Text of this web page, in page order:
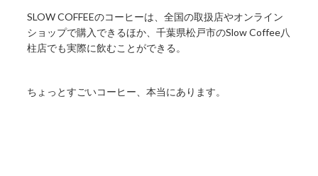
SLOW COFFEEのコーヒーは、全国の取扱店やオンライン
ショップで購入できるほか、千葉県松戸市のSlow Coffee八
柱店でも実際に飲むことができる。
ちょっとすごいコーヒー、本当にあります。